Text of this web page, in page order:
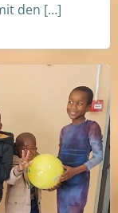
den […]